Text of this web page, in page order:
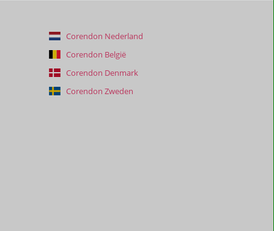
Corendon Nederland
Corendon België
Corendon Denmark
Corendon Zweden